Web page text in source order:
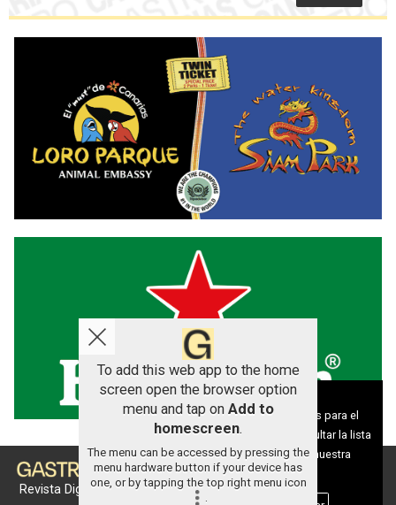
Revista Digital de gastronomía
To add this web app to the home
screen open the browser option
menu and tap on Add to
homescreen.
The menu can be accessed by pressing the
menu hardware button if your device has
one, or by tapping the top right menu icon
.
Aviso sobre el Uso de cookies:
Utilizamos cookies nuestras y de terceros para el
funcionamiento del digital. Puedes consultar la lista
de cookies y como desconectarlas. Ver nuestra
Política de Privacidad y Cookies